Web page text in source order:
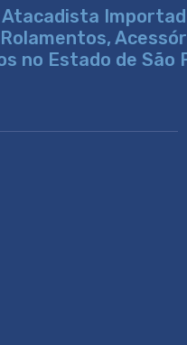
no Estado de São